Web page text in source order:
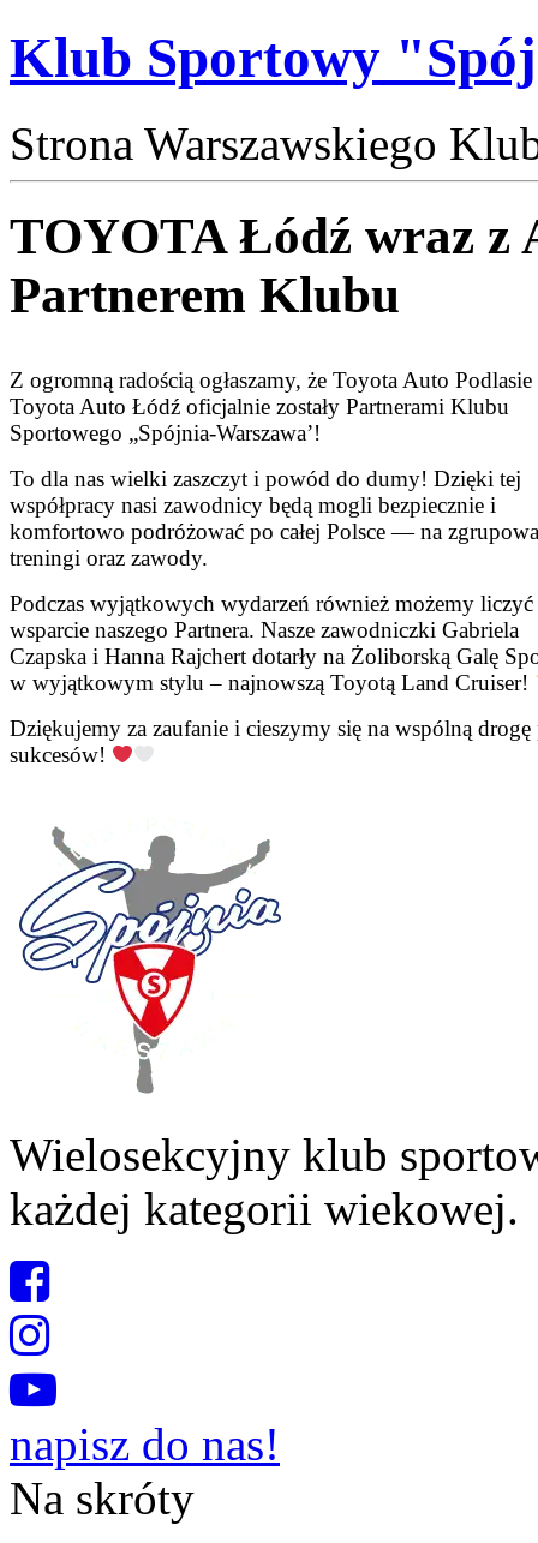
Klub Sportowy
Strona Warszawskiego
TOYOTA Łódź wraz z
Partnerem Klubu
Z ogromną radością ogłaszamy, że Toyota Auto Podlasie
Toyota Auto Łódź oficjalnie zostały Partnerami Klubu
Sportowego „Spójnia-Warszawa’!
To dla nas wielki zaszczyt i powód do dumy! Dzięki tej
współpracy nasi zawodnicy będą mogli bezpiecznie i
komfortowo podróżować po całej Polsce — na
treningi oraz zawody.
Podczas wyjątkowych wydarzeń również możemy liczyć
wsparcie naszego Partnera. Nasze zawodniczki Gabriela
Czapska i Hanna Rajchert dotarły na Żoliborską Galę
w wyjątkowym stylu – najnowszą Toyotą Land Cruiser!
Dziękujemy za zaufanie i cieszymy się na wspólną drogę
sukcesów!
Wielosekcyjny klub
każdej kategorii wiekowej.
napisz do nas!
Na skróty